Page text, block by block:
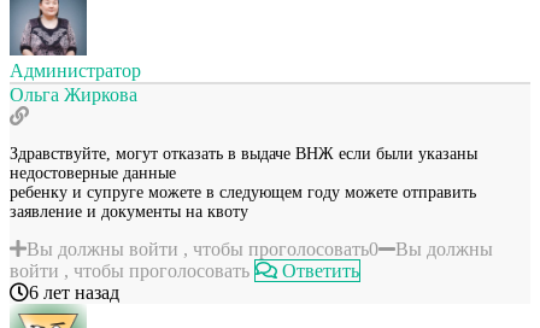
Администратор
Ольга Жиркова
Здравствуйте, могут отказать в выдаче ВНЖ если были указаны
недостоверные данные
ребенку и супруге можете в следующем году можете отправить
заявление и документы на квоту
Вы должны войти , чтобы проголосовать0
Вы должны
войти , чтобы проголосовать
Ответить
6 лет назад